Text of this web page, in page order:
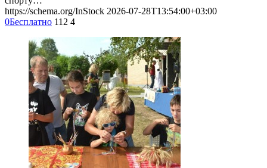
https://schema.org/InStock 2026-07-28T13:54:00+03:00
0Бесплатно 112 4